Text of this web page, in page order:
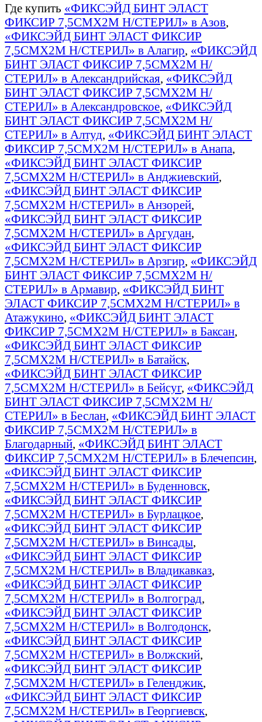
Где купить «ФИКСЭЙД БИНТ ЭЛАСТ
ФИКСИР 7,5СМX2М Н/СТЕРИЛ» в Азов,
«ФИКСЭЙД БИНТ ЭЛАСТ ФИКСИР
7,5СМX2М Н/СТЕРИЛ» в Алагир, «ФИКСЭЙД
БИНТ ЭЛАСТ ФИКСИР 7,5СМX2М Н/
СТЕРИЛ» в Александрийская, «ФИКСЭЙД
БИНТ ЭЛАСТ ФИКСИР 7,5СМX2М Н/
СТЕРИЛ» в Александровское, «ФИКСЭЙД
БИНТ ЭЛАСТ ФИКСИР 7,5СМX2М Н/
СТЕРИЛ» в Алтуд, «ФИКСЭЙД БИНТ ЭЛАСТ
ФИКСИР 7,5СМX2М Н/СТЕРИЛ» в Анапа,
«ФИКСЭЙД БИНТ ЭЛАСТ ФИКСИР
7,5СМX2М Н/СТЕРИЛ» в Анджиевский,
«ФИКСЭЙД БИНТ ЭЛАСТ ФИКСИР
7,5СМX2М Н/СТЕРИЛ» в Анзорей,
«ФИКСЭЙД БИНТ ЭЛАСТ ФИКСИР
7,5СМX2М Н/СТЕРИЛ» в Аргудан,
«ФИКСЭЙД БИНТ ЭЛАСТ ФИКСИР
7,5СМX2М Н/СТЕРИЛ» в Арзгир, «ФИКСЭЙД
БИНТ ЭЛАСТ ФИКСИР 7,5СМX2М Н/
СТЕРИЛ» в Армавир, «ФИКСЭЙД БИНТ
ЭЛАСТ ФИКСИР 7,5СМX2М Н/СТЕРИЛ» в
Атажукино, «ФИКСЭЙД БИНТ ЭЛАСТ
ФИКСИР 7,5СМX2М Н/СТЕРИЛ» в Баксан,
«ФИКСЭЙД БИНТ ЭЛАСТ ФИКСИР
7,5СМX2М Н/СТЕРИЛ» в Батайск,
«ФИКСЭЙД БИНТ ЭЛАСТ ФИКСИР
7,5СМX2М Н/СТЕРИЛ» в Бейсуг, «ФИКСЭЙД
БИНТ ЭЛАСТ ФИКСИР 7,5СМX2М Н/
СТЕРИЛ» в Беслан, «ФИКСЭЙД БИНТ ЭЛАСТ
ФИКСИР 7,5СМX2М Н/СТЕРИЛ» в
Благодарный, «ФИКСЭЙД БИНТ ЭЛАСТ
ФИКСИР 7,5СМX2М Н/СТЕРИЛ» в Блечепсин,
«ФИКСЭЙД БИНТ ЭЛАСТ ФИКСИР
7,5СМX2М Н/СТЕРИЛ» в Буденновск,
«ФИКСЭЙД БИНТ ЭЛАСТ ФИКСИР
7,5СМX2М Н/СТЕРИЛ» в Бурлацкое,
«ФИКСЭЙД БИНТ ЭЛАСТ ФИКСИР
7,5СМX2М Н/СТЕРИЛ» в Винсады,
«ФИКСЭЙД БИНТ ЭЛАСТ ФИКСИР
7,5СМX2М Н/СТЕРИЛ» в Владикавказ,
«ФИКСЭЙД БИНТ ЭЛАСТ ФИКСИР
7,5СМX2М Н/СТЕРИЛ» в Волгоград,
«ФИКСЭЙД БИНТ ЭЛАСТ ФИКСИР
7,5СМX2М Н/СТЕРИЛ» в Волгодонск,
«ФИКСЭЙД БИНТ ЭЛАСТ ФИКСИР
7,5СМX2М Н/СТЕРИЛ» в Волжский,
«ФИКСЭЙД БИНТ ЭЛАСТ ФИКСИР
7,5СМX2М Н/СТЕРИЛ» в Геленджик,
«ФИКСЭЙД БИНТ ЭЛАСТ ФИКСИР
7,5СМX2М Н/СТЕРИЛ» в Георгиевск,